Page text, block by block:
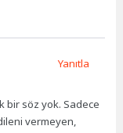
bir söz yok. Sadece
vermeyen,
Yanıtla